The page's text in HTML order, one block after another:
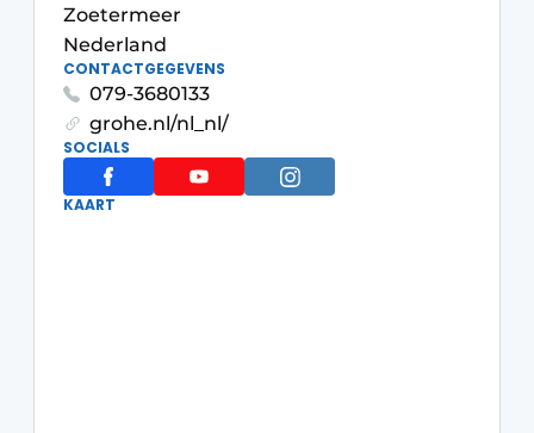
Privacy / Cookie statement
Vacature aanmelden
Vacatures
Video’s
Werkbladen
Meubelbeslag & Kastindeling
Zoetermeer
Nederland
CONTACTGEGEVENS
079-3680133
grohe.nl/nl_nl/
SOCIALS
KAART